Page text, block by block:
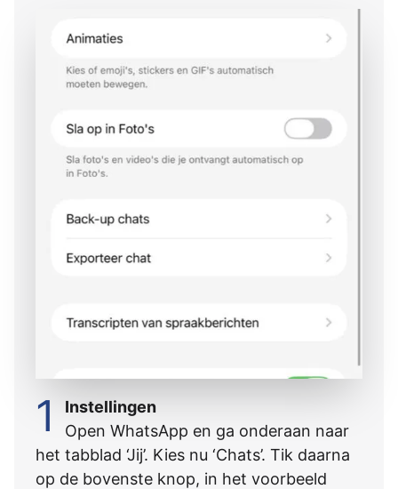
1
Instellingen
Open WhatsApp en ga onderaan naar
het tabblad ‘Jij’. Kies nu ‘Chats’. Tik daarna
op de bovenste knop, in het voorbeeld